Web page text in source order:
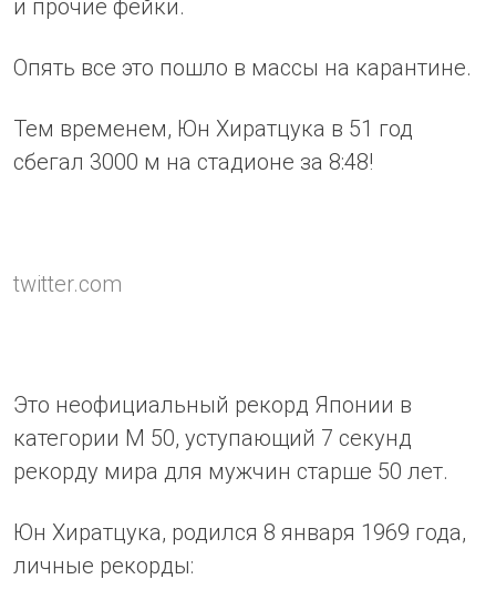
и прочие фейки.
Опять все это пошло в массы на карантине.
Тем временем, Юн Хиратцука в 51 год
сбегал 3000 м на стадионе за 8:48!
twitter.com
Это неофициальный рекорд Японии в
категории М 50, уступающий 7 секунд
рекорду мира для мужчин старше 50 лет.
Юн Хиратцука, родился 8 января 1969 года,
личные рекорды: